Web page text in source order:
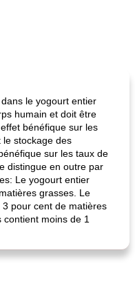
le yogourt entier
humain et doit être
bénéfique sur les
le stockage des
sur les taux de
distingue en outre par
Le yogourt entier
grasses. Le
pour cent de matières
moins de 1